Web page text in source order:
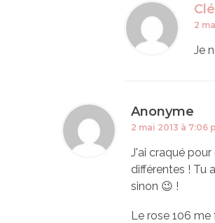
2
Je
Anonyme
2 mai 2013 à 7:06
J'ai craqué
différentes ! Tu
sinon 😉 !
Le rose 106 me